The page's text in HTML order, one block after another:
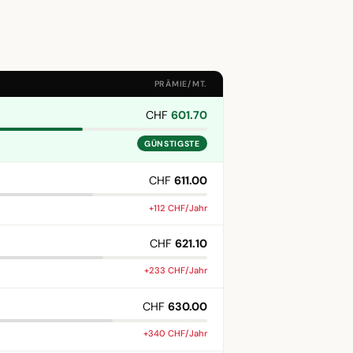
PRÄMIE/MT.
CHF 601.70
GÜNSTIGSTE
CHF 611.00
+112 CHF/Jahr
CHF 621.10
+233 CHF/Jahr
CHF 630.00
+340 CHF/Jahr